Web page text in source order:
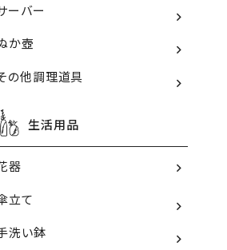
ーバー
か壺
の他調理道具
生活用品
器
立て
洗い鉢